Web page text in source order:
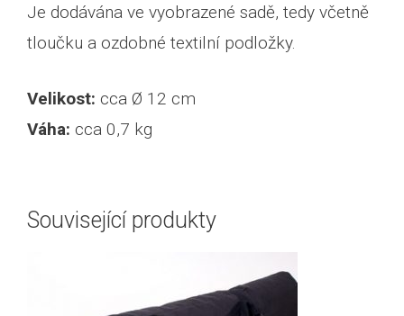
Je dodávána ve vyobrazené sadě, tedy včetně
tloučku a ozdobné textilní podložky.
Velikost: cca Ø 12 cm
Váha: cca 0,7 kg
Související produkty